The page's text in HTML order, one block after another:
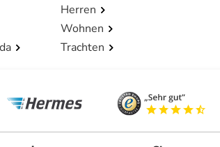
Herren
Wohnen
Trachten